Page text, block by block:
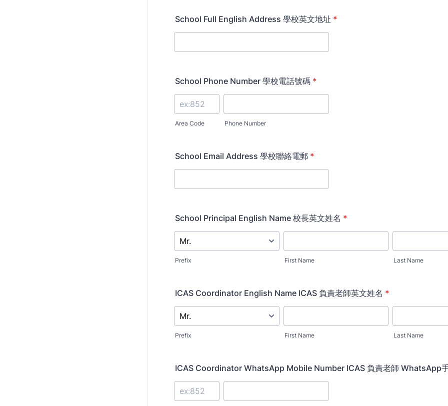
School Full English Address 學校英文地址 *
School Phone Number 學校電話號碼 *
Area Code Phone Number
School Email Address 學校聯絡電郵 *
School Principal English Name 校長英文姓名 *
Prefix First Name Last Name
ICAS Coordinator English Name ICAS 負責老師英文姓名 *
Prefix First Name Last Name
ICAS Coordinator WhatsApp Mobile Number ICAS 負責老師 WhatsApp